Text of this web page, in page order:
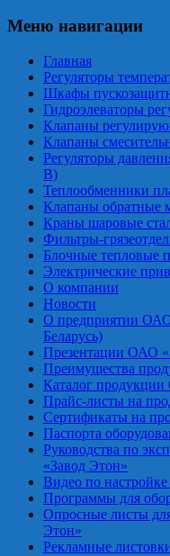
Меню навигации
Главная
Регуляторы
Шкафы
Гидроэлеваторы
Клапаны
Клапаны
Регуляторы
В)
Теплообменники
Клапаны
Краны шаровые
Фильтры-
Блочные тепловые
Электрические
О компании
Новости
О предприятии ОАО
Беларусь)
Презентации ОАО
Преимущества
Каталог
Прайс-листы на
Сертификаты на
Паспорта
Руководства по
«Завод Этон»
Видео по
Программы для
Опросные листы
Этон»
Рекламные